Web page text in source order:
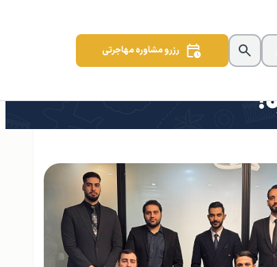
رزرو مشاوره مهاجرتی